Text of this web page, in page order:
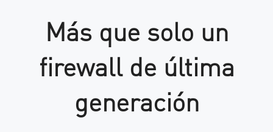
Más que solo un
firewall de última
generación